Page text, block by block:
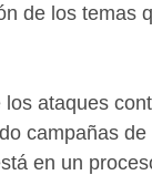
de los temas
ataques
campañas de
en un